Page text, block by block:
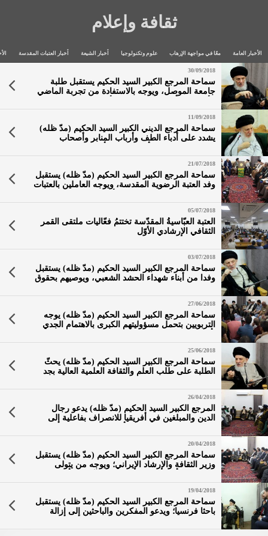
ثقافة وإعلام
الأخبار العامة معًا في مواجهة الإرهاب علوم وتكنولوجيا أخبار الشيعة أخبار العتبات المقدسة
30/09/2018
سماحة المرجع الكبير السيد الحكيم يستقبل طلبة
جامعة الموصل، ويوجه بالاستفادة من تجربة الماضي
بالعراقيين جميعا
11/09/2018
سماحة المرجع الديني الكبير السيد الحكيم (مدّ ظله)
يشدد على أدباء الطف وأرباب المنابر وأصحاب
بالمعصومين (عليهم السلام) بعدم إقحام نهضة سيد
الشهداء بأمور بعيدة عن الفاجعة
21/07/2018
سماحة المرجع الكبير السيد الحكيم (مدّ ظله) يستقبل
وفد العتبة الرضوية المقدسة، ويوجه العاملين بالعتبات
السلام) ومنزلتهم العظيمة حتى عند أعدائهم
05/07/2018
العتبة العبّاسيةُ المقدّسة تختتمُ فعّاليات ملتقى القمر
الثقافي الإرشادي الأوّل
03/07/2018
سماحة المرجع الكبير السيد الحكيم (مدّ ظله) يستقبل
وفدا من أبناء شهداء الحشد الشعبي، ويوصيهم بحقوق
أنفسهم وأن يكونوا قدوة صالحة بمجتمعهم
27/06/2018
سماحة المرجع الكبير السيد الحكيم (مدّ ظله) يوجه
التربويين بتحمل مسؤوليتهم الكبرى بالاهتمام الجدي
كحب الوطن والعقيدة التي حفظتهم من مكائد الأعداء
25/06/2018
سماحة المرجع الكبير السيد الحكيم (مدّ ظله) يحثّ
الطلبة على طلب العلم والثقافة العلمية العالية بجد
بالأخلاق والسيرة الحسنة
26/04/2018
المرجع الكبير السيد الحكيم (مدّ ظله) يدعو رجال
الدين والمبلغين في أفريقيا للانصراف بفاعلية إلى
والعمل بالموازين الشرعية بالتَوَاد والصدق والتواضع
والتعايش
20/04/2018
سماحة المرجع الكبير السيد الحكيم (مدّ ظله) يستقبل
وزير الثقافة والإرشاد الإيراني؛ ويوجه من يتولى
للجميع وبالتآلف وبإلغاء الفوارق وعدم النفرة من الذين
يخالفونه بالرأي
19/04/2018
سماحة المرجع الكبير السيد الحكيم (مدّ ظله) يستقبل
باحثا فرنسيا؛ ويدعو المفكرين والباحثين إلى إزالة
المشتركة بين الشعوب لتجنيبها الحروب والويلات